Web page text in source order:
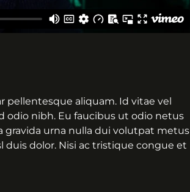
aliquam. Id vitae vel
odio nibh. Eu faucibus ut odio netus
gravida urna nulla dui volutpat metus
duis dolor. Nisi ac tristique congue et